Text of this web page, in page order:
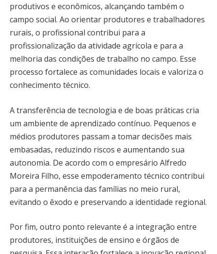
produtivos e econômicos, alcançando também o
campo social. Ao orientar produtores e trabalhadores
rurais, o profissional contribui para a
profissionalização da atividade agrícola e para a
melhoria das condições de trabalho no campo. Esse
processo fortalece as comunidades locais e valoriza o
conhecimento técnico.
A transferência de tecnologia e de boas práticas cria
um ambiente de aprendizado contínuo. Pequenos e
médios produtores passam a tomar decisões mais
embasadas, reduzindo riscos e aumentando sua
autonomia. De acordo com o empresário Alfredo
Moreira Filho, esse empoderamento técnico contribui
para a permanência das famílias no meio rural,
evitando o êxodo e preservando a identidade regional.
Por fim, outro ponto relevante é a integração entre
produtores, instituições de ensino e órgãos de